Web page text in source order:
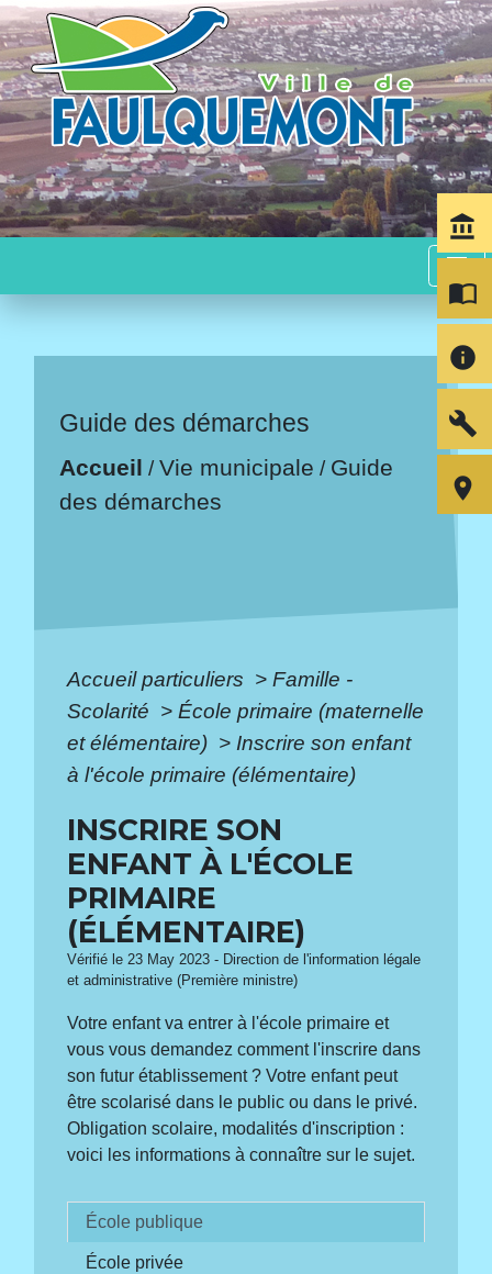
menu
Guide des démarches
Accueil /Vie municipale / Guide
des démarches
Accueil particuliers > Famille -
Scolarité > École primaire (maternelle
et élémentaire) > Inscrire son enfant
à l'école primaire (élémentaire)
INSCRIRE SON
ENFANT À L'ÉCOLE
PRIMAIRE
(ÉLÉMENTAIRE)
Vérifié le 23 May 2023 - Direction de l'information légale
et administrative (Première ministre)
Votre enfant va entrer à l'école primaire et
vous vous demandez comment l'inscrire dans
son futur établissement ? Votre enfant peut
être scolarisé dans le public ou dans le privé.
Obligation scolaire, modalités d'inscription :
voici les informations à connaître sur le sujet.
École publique
École privée
account_balance
import_contacts
info
build
room